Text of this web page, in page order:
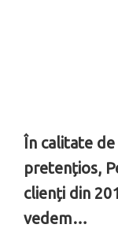
În calitate de
pretențios,
clienți din
vedem…